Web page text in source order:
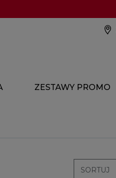
ZESTAWY PROMO
SORTUJ